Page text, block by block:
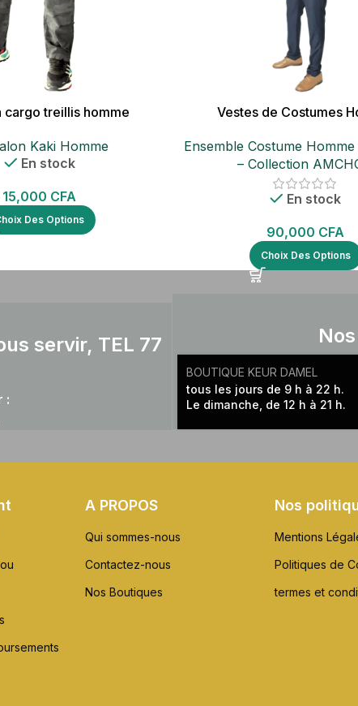
cargo treillis homme
Kaki Homme
En stock
15,000 CFA
Des Options
Vestes de Costumes
Ensemble Costume
– Collection
En stock
90,000 CFA
Choix Des Options
servir, TEL 77
:
BOUTIQUE KEUR DAMEL
tous les jours de 9 h à 22 h.
Le dimanche, de 12 h à 21 h.
A PROPOS
Qui sommes-nous
Contactez-nous
Nos Boutiques
Nos
Mentions
Politiques de
termes et